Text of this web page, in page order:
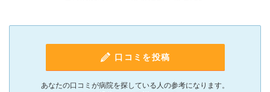
口コミを投稿
あなたの口コミが病院を探している人の参考になります。